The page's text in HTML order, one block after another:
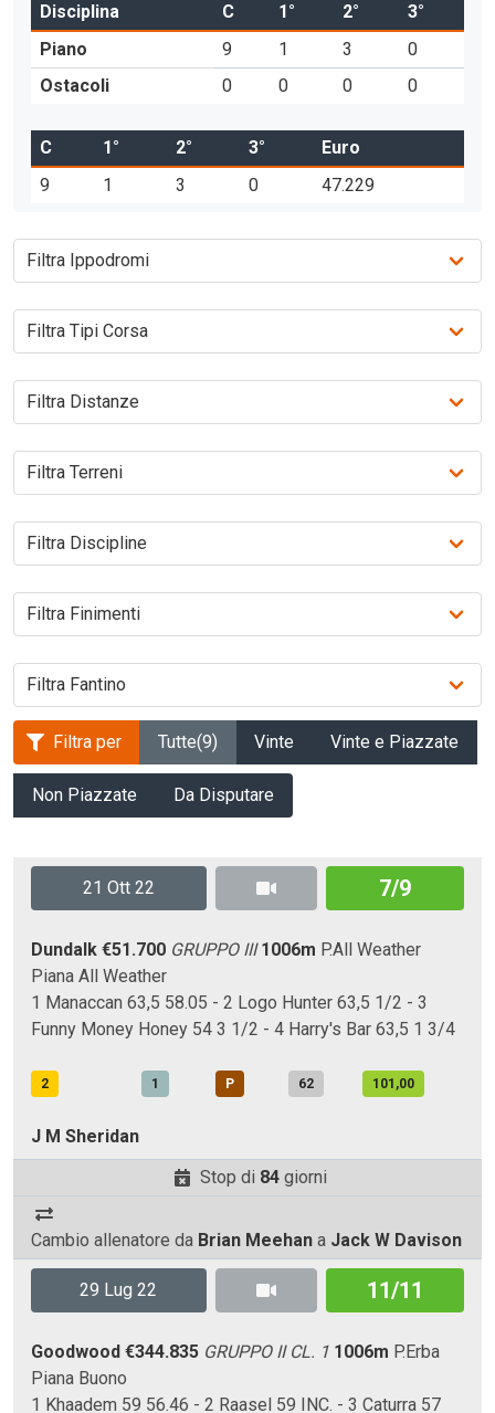
Disciplina C 1° 2°
3°
Piano
9 1 3
0
Ostacoli
0 0 0 0
C 1° 2° 3°
Euro
9
1 3 0 47.229
Filtra per Tutte(9) Vinte Vinte e Piazzate
Non Piazzate Da Disputare
21 Ott 22 7/9
Dundalk €51.700 GRUPPO III 1006m P.All Weather
Piana All Weather
1 Manaccan 63,5 58.05 - 2 Logo Hunter 63,5 1/2 - 3
Funny Money Honey 54 3 1/2 - 4 Harry's Bar 63,5 1 3/4
2 1 P 62 101,00
J M Sheridan
Stop di 84giorni
Cambio allenatore da Brian Meehan a Jack W Davison
29 Lug 22 11/11
Goodwood €344.835 GRUPPO II CL. 1 1006m P.Erba
Piana Buono
1 Khaadem 59 56.46 - 2 Raasel 59 INC. - 3 Caturra 57